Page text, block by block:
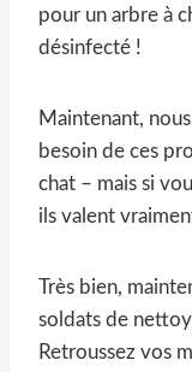
pour un arbre à
désinfecté !
Maintenant,
besoin de ces
chat – mais si
ils valent
Très bien,
soldats de
Retroussez vos